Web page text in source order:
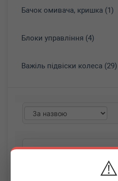
⚠️
Бачок омивача, кришка (1)
Блоки управління (4)
Важіль підвіски колеса (29)